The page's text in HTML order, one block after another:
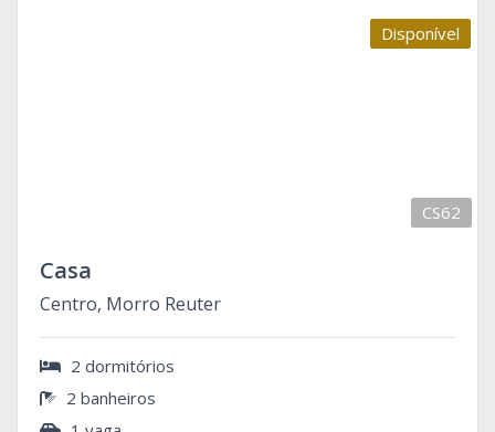
Disponível
CS62
Casa
Centro, Morro Reuter
2 dormitórios
2 banheiros